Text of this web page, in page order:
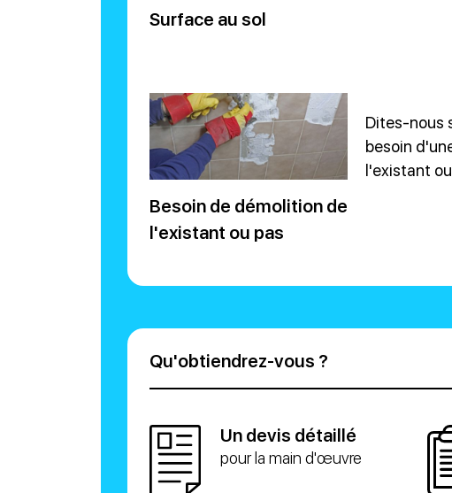
Surface au sol
Besoin de démolition de
l'existant ou pas
Dites-nous
besoin
l'existant
Qu'obtiendrez-vous ?
Un devis détaillé
pour la main d'œuvre